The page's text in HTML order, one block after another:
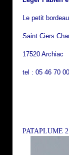
Le petit bordeau
Saint Ciers
17520 Archiac
tel : 05 46 70
PATAPLUME